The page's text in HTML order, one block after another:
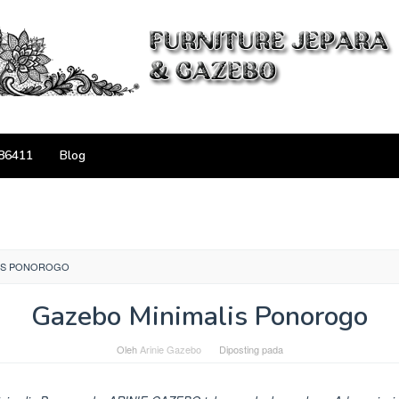
Blog
PONOROGO
Gazebo Minimalis Ponorogo
Oleh Arinie Gazebo Diposting pada